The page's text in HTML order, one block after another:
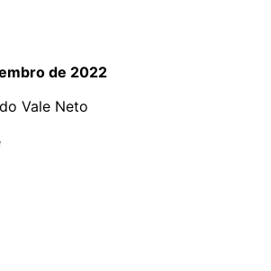
de 2022
Vale Neto